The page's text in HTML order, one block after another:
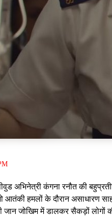
अभिनेत्री कंगना रनौत की
आतंकी हमलों के दौरान असाधारण
जान जोखिम में डालकर सैकड़ों लोगों